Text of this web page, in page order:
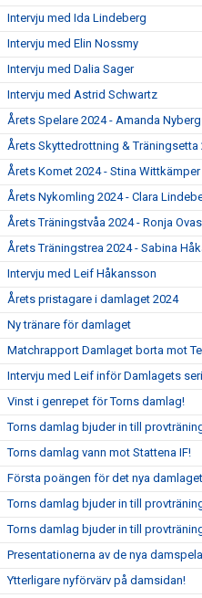
Intervju med Ida Lindeberg
Intervju med Elin Nossmy
Intervju med Dalia Sager
Intervju med Astrid Schwartz
Årets Spelare 2024 - Amanda Nyberg
Årets Skyttedrottning & Träningsetta
Årets Komet 2024 - Stina Wittkämper
Årets Nykomling 2024 - Clara
Årets Träningstvåa 2024 - Ronja
Årets Träningstrea 2024 - Sabina
Intervju med Leif Håkansson
Årets pristagare i damlaget 2024
Ny tränare för damlaget
Matchrapport Damlaget borta mot
Intervju med Leif inför Damlagets
Vinst i genrepet för Torns damlag!
Torns damlag bjuder in till
Torns damlag vann mot Stattena IF!
Första poängen för det nya
Torns damlag bjuder in till
Torns damlag bjuder in till
Presentationerna av de nya
Ytterligare nyförvärv på damsidan!